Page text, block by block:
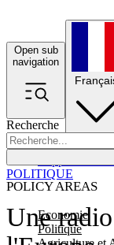
Open sub
navigation
Recherche
POLICY AREAS
Economie
Politique
Une
POLITIQUE